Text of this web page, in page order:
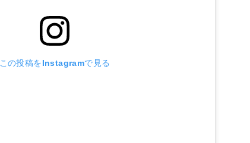
この投稿をInstagramで見る